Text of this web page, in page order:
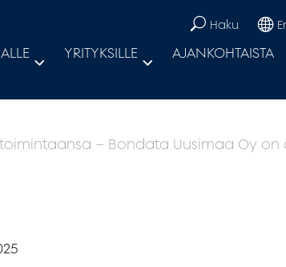
YRITYKSILLE AJANKOHTAISTA
Haku
– Bondata Uusimaa Oy on